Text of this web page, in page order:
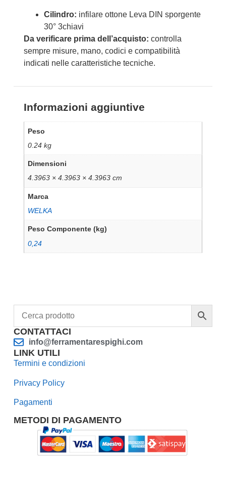
Cilindro: infilare ottone Leva DIN sporgente
30° 3chiavi
Da verificare prima dell’acquisto: controlla
sempre misure, mano, codici e compatibilità
indicati nelle caratteristiche tecniche.
Informazioni aggiuntive
Peso
0.24 kg
Dimensioni
4.3963 × 4.3963 × 4.3963 cm
Marca
WELKA
Peso Componente (kg)
0,24
CONTATTACI
info@ferramentarespighi.com
LINK UTILI
Termini e condizioni
Privacy Policy
Pagamenti
METODI DI PAGAMENTO